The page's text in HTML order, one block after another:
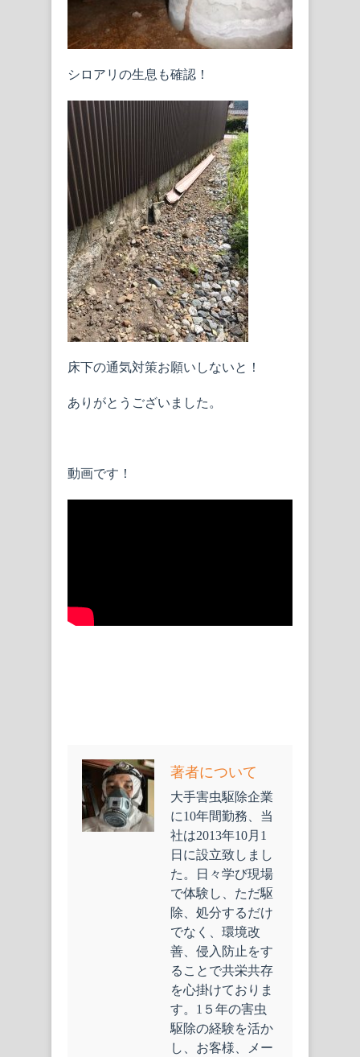
シロアリの生息も確認！
床下の通気対策お願いしないと！
ありがとうございました。
動画です！
著者について
大手害虫駆除企業
に10年間勤務、当
社は2013年10月1
日に設立致しまし
た。日々学び現場
で体験し、ただ駆
除、処分するだけ
でなく、環境改
善、侵入防止をす
ることで共栄共存
を心掛けておりま
す。1５年の害虫
駆除の経験を活か
し、お客様、メー